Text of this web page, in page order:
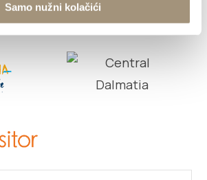
Samo nužni kolačići